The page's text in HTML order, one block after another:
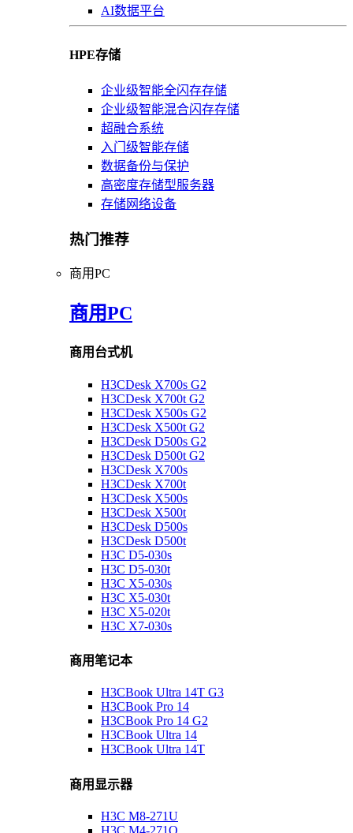
AI数据平台
HPE存储
企业级智能全闪存存储
企业级智能混合闪存存储
超融合系统
入门级智能存储
数据备份与保护
高密度存储型服务器
存储网络设备
热门推荐
商用PC
商用PC
商用台式机
H3CDesk X700s G2
H3CDesk X700t G2
H3CDesk X500s G2
H3CDesk X500t G2
H3CDesk D500s G2
H3CDesk D500t G2
H3CDesk X700s
H3CDesk X700t
H3CDesk X500s
H3CDesk X500t
H3CDesk D500s
H3CDesk D500t
H3C D5-030s
H3C D5-030t
H3C X5-030s
H3C X5-030t
H3C X5-020t
H3C X7-030s
商用笔记本
H3CBook Ultra 14T G3
H3CBook Pro 14
H3CBook Pro 14 G2
H3CBook Ultra 14
H3CBook Ultra 14T
商用显示器
H3C M8-271U
H3C M4-271Q